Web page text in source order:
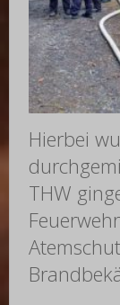
Hierbei
THW